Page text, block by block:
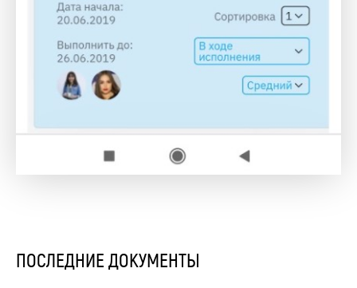
ПОСЛЕДНИЕ ДОКУМЕНТЫ